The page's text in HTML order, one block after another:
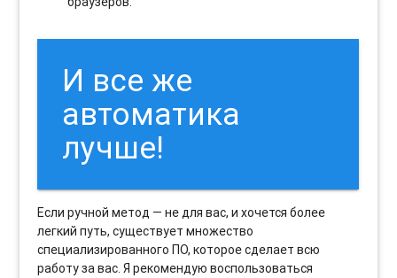
И все же
автоматика
лучше!
Если ручной метод — не для вас, и хочется более
легкий путь, существует множество
специализированного ПО, которое сделает всю
работу за вас. Я рекомендую воспользоваться